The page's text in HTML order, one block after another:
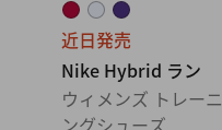
近日発売
Nike Hybrid ラン
ウィメンズ トレーニ
ングシューズ